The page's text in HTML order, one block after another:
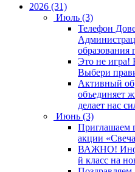
2026 (31)
Июль (3)
Телефон
образования
Это не игра!
Выбери
Активный
объединяет
делает нас
Июнь (3)
Приглашаем
акции
ВАЖНО!
й класс на